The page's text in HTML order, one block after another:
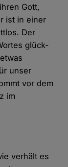
Gott,
ist in einer
Der
glück-
unser
vor dem
im
verhält es